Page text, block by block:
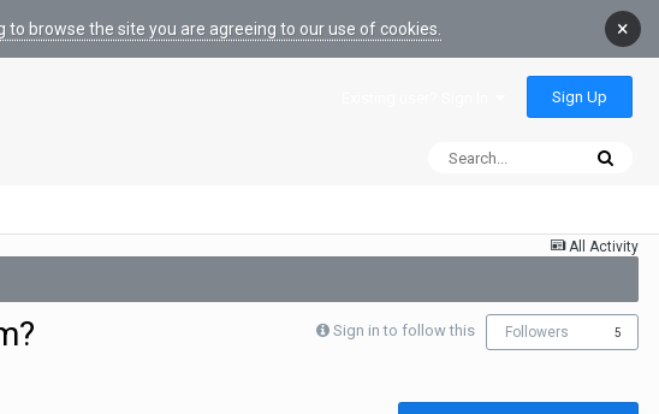
browse the site you are agreeing to our use of cookies. ×
Sign Up
All Activity
Sign in to follow this Followers 5